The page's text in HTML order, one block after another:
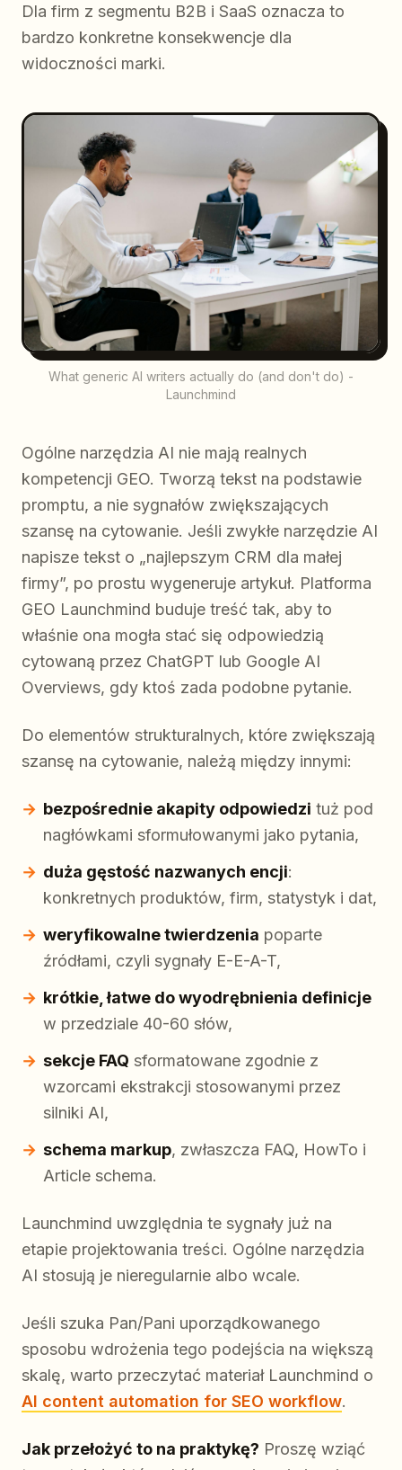
Dla firm z segmentu B2B i SaaS oznacza to
bardzo konkretne konsekwencje dla
widoczności marki.
What generic AI writers actually do (and don't do) -
Launchmind
Ogólne narzędzia AI nie mają realnych
kompetencji GEO. Tworzą tekst na podstawie
promptu, a nie sygnałów zwiększających
szansę na cytowanie. Jeśli zwykłe narzędzie AI
napisze tekst o „najlepszym CRM dla małej
firmy”, po prostu wygeneruje artykuł. Platforma
GEO Launchmind buduje treść tak, aby to
właśnie ona mogła stać się odpowiedzią
cytowaną przez ChatGPT lub Google AI
Overviews, gdy ktoś zada podobne pytanie.
Do elementów strukturalnych, które zwiększają
szansę na cytowanie, należą między innymi:
bezpośrednie akapity odpowiedzi tuż pod
nagłówkami sformułowanymi jako pytania,
duża gęstość nazwanych encji:
konkretnych produktów, firm, statystyk i dat,
weryfikowalne twierdzenia poparte
źródłami, czyli sygnały E-E-A-T,
krótkie, łatwe do wyodrębnienia definicje
w przedziale 40-60 słów,
sekcje FAQ sformatowane zgodnie z
wzorcami ekstrakcji stosowanymi przez
silniki AI,
schema markup, zwłaszcza FAQ, HowTo i
Article schema.
Launchmind uwzględnia te sygnały już na
etapie projektowania treści. Ogólne narzędzia
AI stosują je nieregularnie albo wcale.
Jeśli szuka Pan/Pani uporządkowanego
sposobu wdrożenia tego podejścia na większą
skalę, warto przeczytać materiał Launchmind o
AI content automation for SEO workflow.
Jak przełożyć to na praktykę? Proszę wziąć